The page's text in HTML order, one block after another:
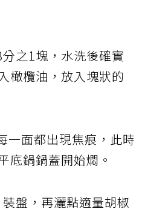
之1塊，水洗後確實
橄欖油，放入塊狀的
一面都出現焦痕，此時
底鍋鍋蓋開始燜。
盤，再灑點適量胡椒